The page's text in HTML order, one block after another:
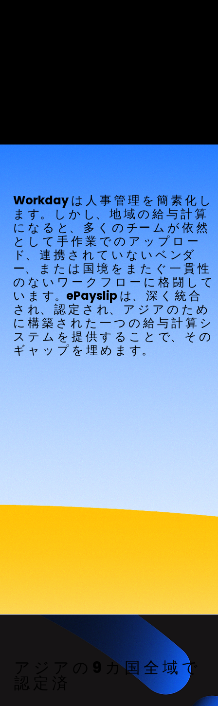
Workday は 人 事 管 理 を 簡 素 化 し
ま す。 し か し、 地 域 の 給 与 計 算
に な る と、 多 く の チー ム が 依 然
と し て 手 作 業 で の ア ッ プ ロ ー
ド、 連 携 さ れ て い な い ベ ンダ
ー、 ま た は 国 境 を ま た ぐ 一 貫 性
の な い ワ ー ク フ ロ ー に 格 闘 し て
い ま す。ePayslip は、 深 く 統 合
さ れ、 認 定 さ れ、 ア ジ ア の た め
に 構 築 さ れ た 一 つ の 給 与 計 算 シ
ス テ ム を 提 供 す る こ と で、 そ の
ギ ャ ッ プ を 埋 め ま す。
ア ジ ア の 9 カ 国 全 域 で